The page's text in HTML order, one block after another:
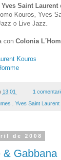
Yves Saint Laurent
Kouros, Yves
o Live Jazz.
con Colonia
Kouros
13:01 1
Yves Saint Laurent
de 2008
& Gabbana